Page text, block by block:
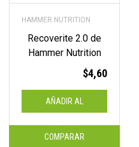
HAMMER NUTRITION
Recoverite 2.0 de
Hammer Nutrition
$4,60
AÑADIR AL
CARRITO
COMPARAR